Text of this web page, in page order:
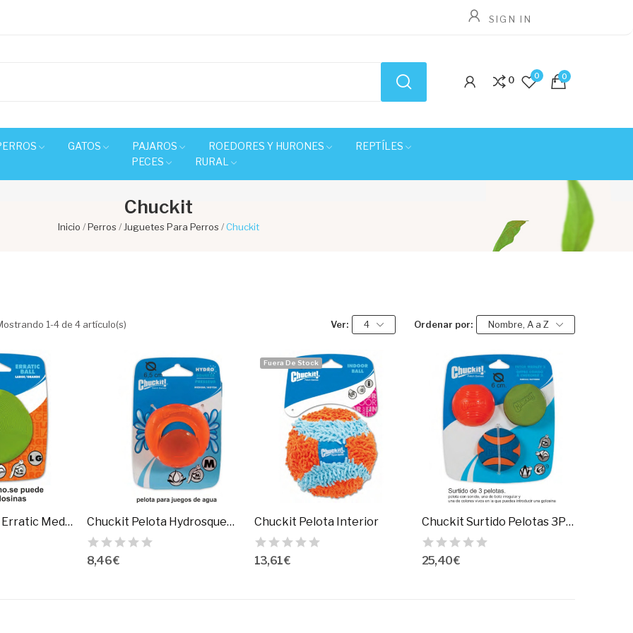
SIGN IN
0 0 0
GATOS PAJAROS ROEDORES Y HURONES
REPTÍLES
PECES
RURAL
Chuckit
Inicio Perros Juguetes Para Perros Chuckit
1-4 de 4 artículo(s) Ver: 4 Ordenar por: Nombre, A a Z
Chuckit Pelota Erratic Mediana Chuckit Pelota Hydrosqueeze Mediana
8,46 €
Fuera De Stock
Chuckit Pelota Interior
13,61 €
Chuckit Surtido Pelotas 3Pack
25,40 €